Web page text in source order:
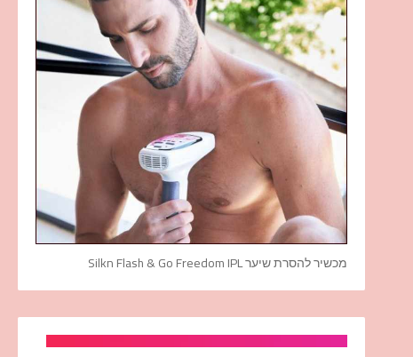
מכשיר להסרת שיער Silkn Flash & Go Freedom IPL